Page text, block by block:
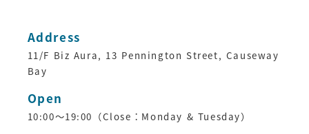
Address
11/F Biz Aura, 13 Pennington Street, Causeway
Bay
Open
10:00～19:00（Close：Monday & Tuesday）